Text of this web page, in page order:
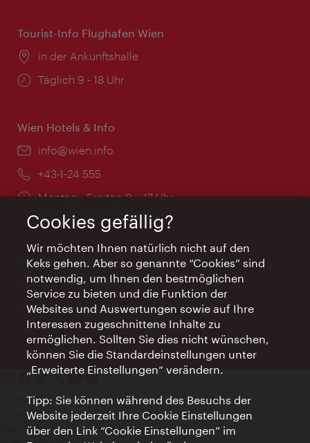
Tourist-Info Flughafen Wien
Ort:
in der Ankunftshalle
Öffnungszeiten:
Täglich 9 - 18 Uhr
Wien Hotels & Info
Email:
info@wien.info
Telefon:
+43-1-24 555
Öffnungszeiten:
Montag - Freitag 9 – 17 Uhr
Feiertags geschlossen
AI Concierge Wien
Ort:
concierge.wien.info
Öffnungszeiten:
Informationen rund um die Uhr
Kontakt
Impressum
Datenschutz
Cookies gefällig?
Wir möchten Ihnen natürlich nicht auf den
Keks gehen. Aber so genannte “Cookies” sind
notwendig, um Ihnen den bestmöglichen
Service zu bieten und die Funktion der
Websites und Auswertungen sowie auf Ihre
Interessen zugeschnittene Inhalte zu
ermöglichen. Sollten Sie dies nicht wünschen,
können Sie die Standardeinstellungen unter
„Erweiterte Einstellungen“ verändern.
Tipp: Sie können während des Besuchs der
Website jederzeit Ihre Cookie Einstellungen
über den Link “Cookie Einstellungen” im